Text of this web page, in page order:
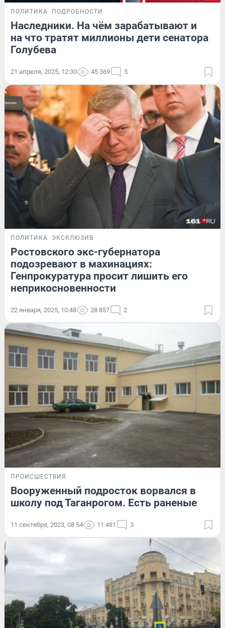
ПОЛИТИКА ПОДРОБНОСТИ
Наследники. На чём зарабатывают и
на что тратят миллионы дети сенатора
Голубева
21 апреля, 2025, 12:30 45 369 5
ПОЛИТИКА ЭКСКЛЮЗИВ
Ростовского экс-губернатора
подозревают в махинациях:
Генпрокуратура просит лишить его
неприкосновенности
22 января, 2025, 10:48 28 857 2
ПРОИСШЕСТВИЯ
Вооруженный подросток ворвался в
школу под Таганрогом. Есть раненые
11 сентября, 2023, 08:54 11 481 3